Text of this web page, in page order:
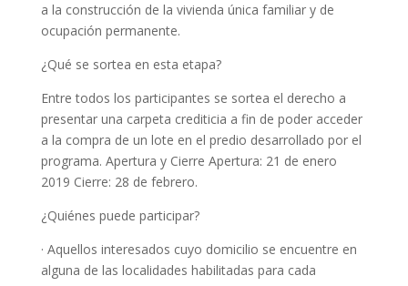
a la construcción de la vivienda única familiar y de
ocupación permanente.
¿Qué se sortea en esta etapa?
Entre todos los participantes se sortea el derecho a
presentar una carpeta crediticia a fin de poder acceder
a la compra de un lote en el predio desarrollado por el
programa. Apertura y Cierre Apertura: 21 de enero
2019 Cierre: 28 de febrero.
¿Quiénes puede participar?
· Aquellos interesados cuyo domicilio se encuentre en
alguna de las localidades habilitadas para cada